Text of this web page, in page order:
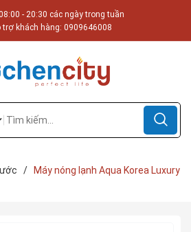
- 20:30 các ngày trong tuần
trợ khách hàng: 0909646008
/
Máy nóng lạnh Aqua Korea Luxury